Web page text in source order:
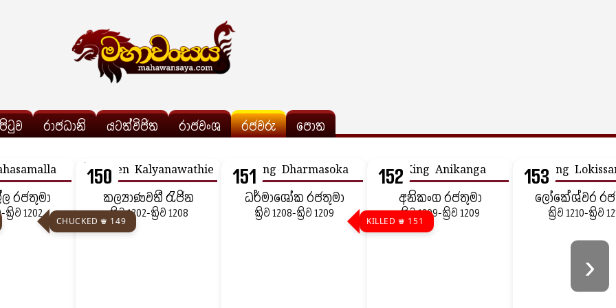
රාජධානි යටත්විජිත රාජවංශ රජවරු පොත
රජතුමා
ක්‍රිව 1202
150
CHUCKED ♛ 149
කල්‍යාණවතී රැජින
ක්‍රිව 1202-ක්‍රිව 1208
151
ධර්මාශෝක රජතුමා
ක්‍රිව 1208-ක්‍රිව 1209
152
KILLED ♛ 151
අනිකංග රජතුමා
ක්‍රිව 1209-ක්‍රිව 1209
153
ලෝකේශ්වර
ක්‍රිව 1210-ක්‍රිව
›